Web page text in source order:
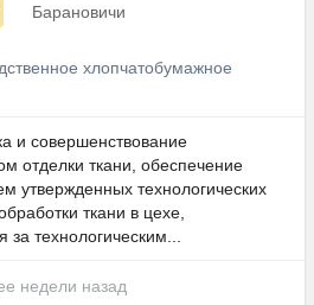
Барановичи
хлопчатобумажное
и совершенствование
отделки ткани, обеспечение
утвержденных технологических
ткани в цехе,
за технологическим...
недели назад